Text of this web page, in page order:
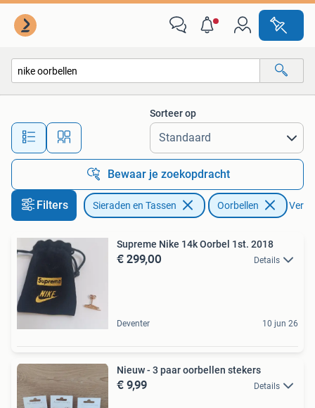
Alle afstanden…
Sorteer op
Bewaar je zoekopdracht
Filters Sieraden en Tassen Oorbellen
Supreme Nike 14k Oorbel 1st. 2018
€ 299,00 Details
Deventer 10 jun 26
Nieuw - 3 paar oorbellen stekers
€ 9,99 Details